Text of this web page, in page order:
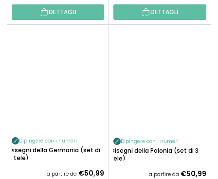
DETTAGLI DETTAGLI
Dipingere con i numeri
Disegni della Germania (set di
3 tele)
a partire da €50,99
Dipingere con i numeri
Disegni della Polonia (set di 3
tele)
a partire da €50,99